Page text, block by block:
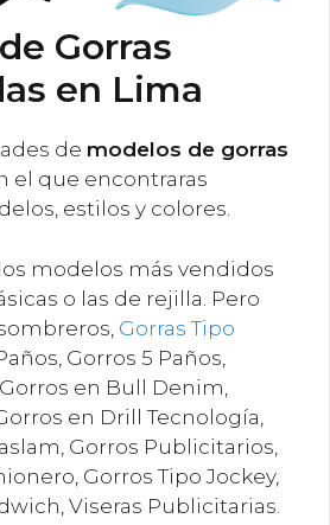
Gorras
en Lima
de modelos de gorras
el que encontraras
estilos y colores.
modelos más vendidos
o las de rejilla. Pero
Gorras Tipo
Gorros 5 Paños,
en Bull Denim,
en Drill Tecnología,
Gorros Publicitarios,
Gorros Tipo Jockey,
Viseras Publicitarias.